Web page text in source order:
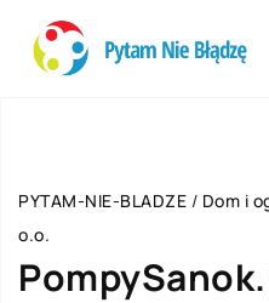
PYTAM-NIE-BLADZE / Dom i
o.o.